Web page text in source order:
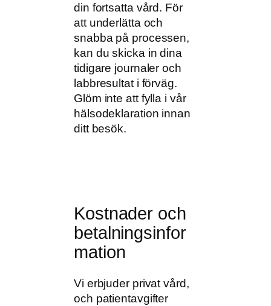
din fortsatta vård. För
att underlätta och
snabba på processen,
kan du skicka in dina
tidigare journaler och
labbresultat i förväg.
Glöm inte att fylla i vår
hälsodeklaration innan
ditt besök.
Kostnader och
betalningsinfor
mation
Vi erbjuder privat vård,
och patientavgifter